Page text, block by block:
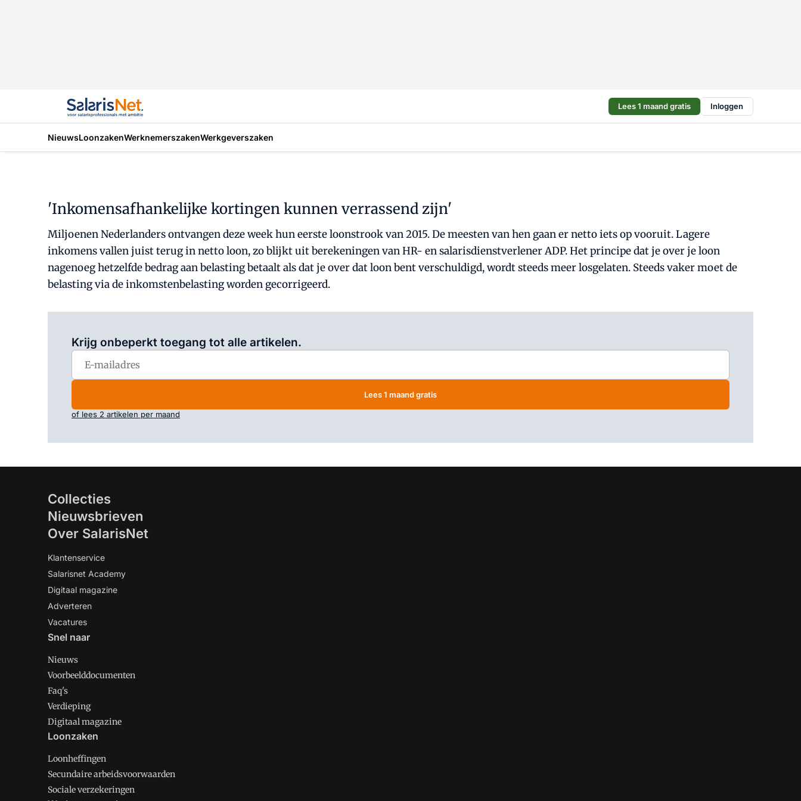
Lees 1 maand gratis Inloggen
NieuwsLoonzakenWerknemerszakenWerkgeverszaken
'Inkomensafhankelijke kortingen kunnen verrassend zijn'
Miljoenen Nederlanders ontvangen deze week hun eerste loonstrook van 2015. De meesten van hen gaan er netto iets op vooruit. Lagere
inkomens vallen juist terug in netto loon, zo blijkt uit berekeningen van HR- en salarisdienstverlener ADP. Het principe dat je over je loon
nagenoeg hetzelfde bedrag aan belasting betaalt als dat je over dat loon bent verschuldigd, wordt steeds meer losgelaten. Steeds vaker moet de
belasting via de inkomstenbelasting worden gecorrigeerd.
Krijg onbeperkt toegang tot alle artikelen.
Lees 1 maand gratis
of lees 2 artikelen per maand
Collecties
Nieuwsbrieven
Over SalarisNet
Klantenservice
Salarisnet Academy
Digitaal magazine
Adverteren
Vacatures
Snel naar
Nieuws
Voorbeelddocumenten
Faq's
Verdieping
Digitaal magazine
Loonzaken
Loonheffingen
Secundaire arbeidsvoorwaarden
Sociale verzekeringen